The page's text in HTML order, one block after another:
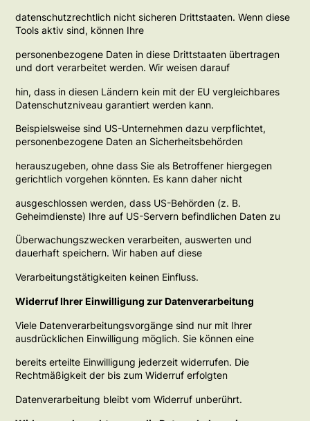
datenschutzrechtlich nicht sicheren Drittstaaten. Wenn diese
Tools aktiv sind, können Ihre
personenbezogene Daten in diese Drittstaaten übertragen
und dort verarbeitet werden. Wir weisen darauf
hin, dass in diesen Ländern kein mit der EU vergleichbares
Datenschutzniveau garantiert werden kann.
Beispielsweise sind US-Unternehmen dazu verpflichtet,
personenbezogene Daten an Sicherheitsbehörden
herauszugeben, ohne dass Sie als Betroffener hiergegen
gerichtlich vorgehen könnten. Es kann daher nicht
ausgeschlossen werden, dass US-Behörden (z. B.
Geheimdienste) Ihre auf US-Servern befindlichen Daten zu
Überwachungszwecken verarbeiten, auswerten und
dauerhaft speichern. Wir haben auf diese
Verarbeitungstätigkeiten keinen Einfluss.
Widerruf Ihrer Einwilligung zur Datenverarbeitung
Viele Datenverarbeitungsvorgänge sind nur mit Ihrer
ausdrücklichen Einwilligung möglich. Sie können eine
bereits erteilte Einwilligung jederzeit widerrufen. Die
Rechtmäßigkeit der bis zum Widerruf erfolgten
Datenverarbeitung bleibt vom Widerruf unberührt.